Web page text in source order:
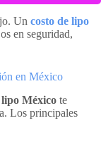
Un costo de lipo
en seguridad,
en México
México te
Los principales